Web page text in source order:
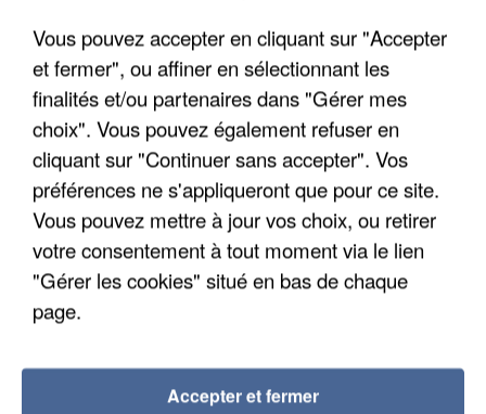
LES DONNÉES DE 300 000 CLIENTS DÉROBÉES À
INTERMARCHÉ APRÈS UNE...
Vous pouvez accepter en cliquant sur "Accepter
et fermer", ou affiner en sélectionnant les
finalités et/ou partenaires dans "Gérer mes
choix". Vous pouvez également refuser en
cliquant sur "Continuer sans accepter". Vos
préférences ne s'appliqueront que pour ce site.
Vous pouvez mettre à jour vos choix, ou retirer
votre consentement à tout moment via le lien
"Gérer les cookies" situé en bas de chaque
page.
Accepter et fermer